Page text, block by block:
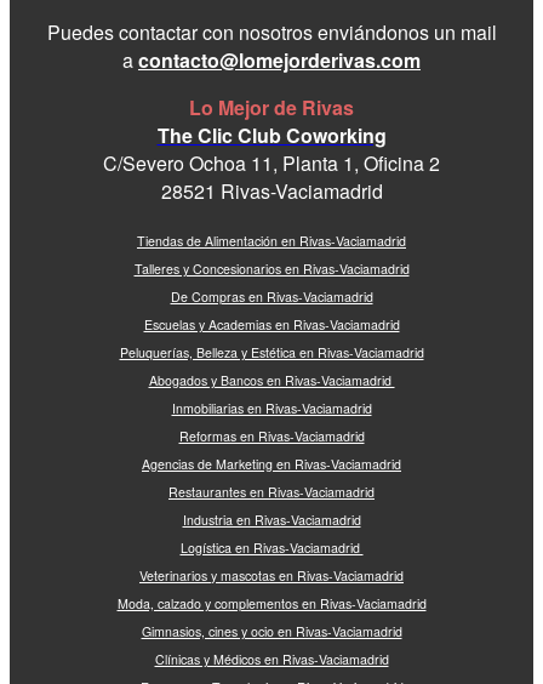
Puedes contactar con nosotros enviándonos un mail
acontacto@lomejorderivas.com
Lo Mejor de Rivas
The Clic Club Coworking
C/Severo Ochoa 11, Planta 1, Oficina 2
28521 Rivas-Vaciamadrid
Tiendas de Alimentación en Rivas-Vaciamadrid
Talleres y Concesionarios en Rivas-Vaciamadrid
De Compras en Rivas-Vaciamadrid
Escuelas y Academias en Rivas-Vaciamadrid
Peluquerías, Belleza y Estética en Rivas-Vaciamadrid
Abogados y Bancos en Rivas-Vaciamadrid
Inmobiliarias en Rivas-Vaciamadrid
Reformas en Rivas-Vaciamadrid
Agencias de Marketing en Rivas-Vaciamadrid
Restaurantes en Rivas-Vaciamadrid
Industria en Rivas-Vaciamadrid
Logística en Rivas-Vaciamadrid
Veterinarios y mascotas en Rivas-Vaciamadrid
Moda, calzado y complementos en Rivas-Vaciamadrid
Gimnasios, cines y ocio en Rivas-Vaciamadrid
Clínicas y Médicos en Rivas-Vaciamadrid